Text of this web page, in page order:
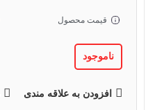
قیمت محصول
ناموجود
افزودن به علاقه مندی